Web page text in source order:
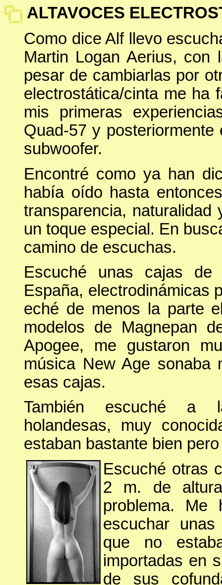
ALTAVOCES
Como dice Alf llevo
Martin Logan Aerius,
pesar de cambiarlas por
electrostática/cinta me ha
mis primeras
Quad-57 y
subwoofer.
Encontré como ya han
había oído hasta
transparencia,
un toque especial. En
camino de escuchas.
Escuché unas cajas
España, electrodinámicas
eché de menos la parte
modelos de Magnepan
Apogee, me gustaron
música New Age
esas cajas.
También escuché a
holandesas, muy
estaban bastante bien
Escuché otras
2 m. de
problema.
escuchar
que no
importadas en
de sus